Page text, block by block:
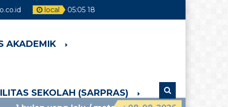
local 05:05 19
AKADEMIK
SEKOLAH (SARPRAS)